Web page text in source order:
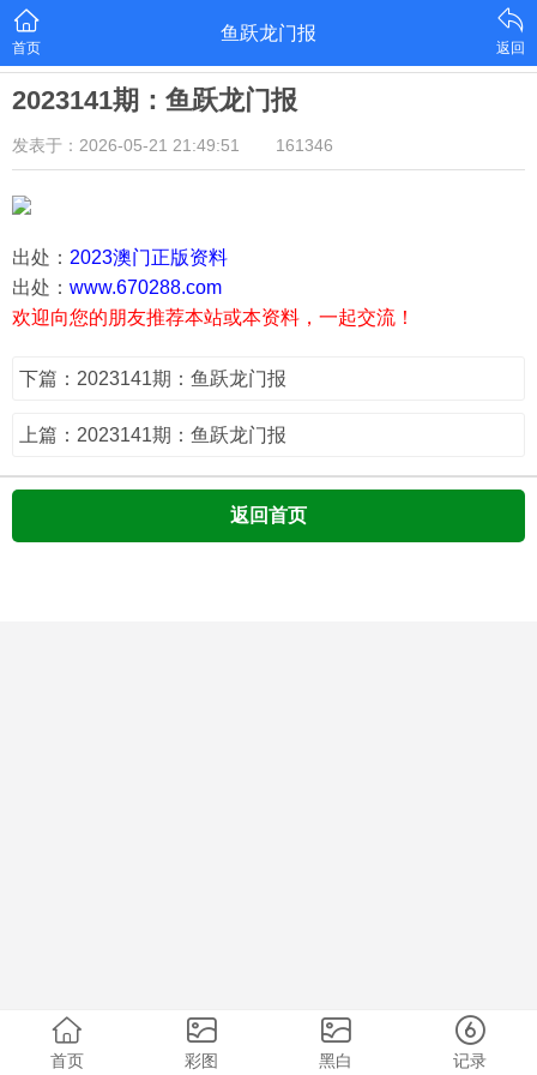
首页
鱼跃龙门报
返回
2023141期：鱼跃龙门报
发表于：2026-05-21 21:49:51 161346
出处： 2023澳门正版资料
出处： www.670288.com
欢迎向您的朋友推荐本站或本资料，一起交流！
下篇：2023141期：鱼跃龙门报
上篇：2023141期：鱼跃龙门报
返回首页
首页 彩图 黑白 记录